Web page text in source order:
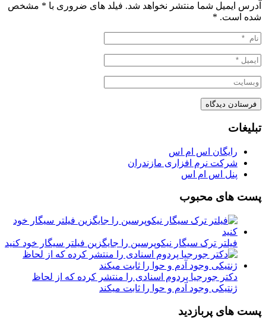
آدرس ایمیل شما منتشر نخواهد شد. فیلد های ضروری با * مشخص
شده است. *
تبلیغات
رایگان اس ام اس
شرکت نرم افزاری مازندران
پنل اس ام اس
پست های محبوب
فیلتر ترک سیگار نیکوپرسین را جایگزین فیلتر سیگار خود کنید
دکتر جورجیا پردوم اسنادی را منتشر کرده که از لحاظ
ژنتیکی وجود آدم و حوا را ثابت میکند
پست های پربازدید